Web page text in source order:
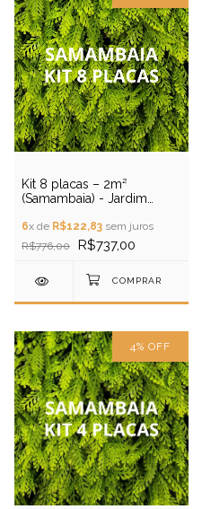
Kit 8 placas – 2m²
(Samambaia) - Jardim
6x de R$122,83 sem juros
R$776,00
R$737,00
4% OFF